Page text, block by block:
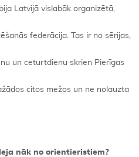
Latvijā vislabāk organizētā,
federācija. Tas ir no sērijas,
un ceturtdienu skrien Pierīgas
citos mežos un ne nolauzta
nāk no orientieristiem?